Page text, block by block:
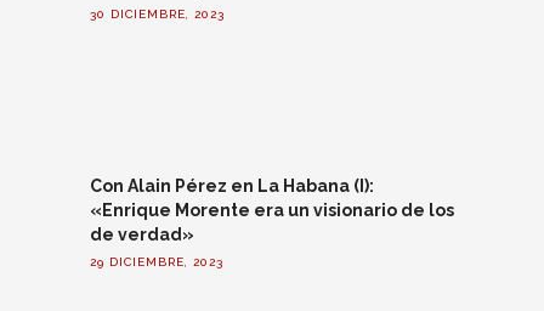
30 DICIEMBRE, 2023
Con Alain Pérez en La Habana (I):
«Enrique Morente era un visionario de los
de verdad»
29 DICIEMBRE, 2023